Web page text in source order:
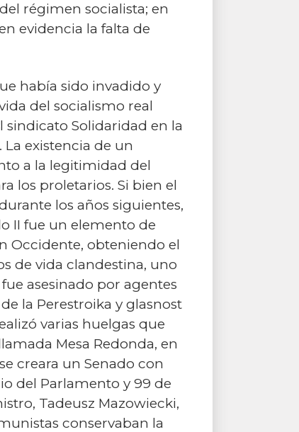
régimen socialista; en
evidencia la falta de
había sido invadido y
del socialismo real
sindicato Solidaridad en la
existencia de un
a la legitimidad del
los proletarios. Si bien el
los años siguientes,
II fue un elemento de
Occidente, obteniendo el
de vida clandestina, uno
asesinado por agentes
la Perestroika y glasnost
varias huelgas que
Mesa Redonda, en
creara un Senado con
del Parlamento y 99 de
Tadeusz Mazowiecki,
conservaban la